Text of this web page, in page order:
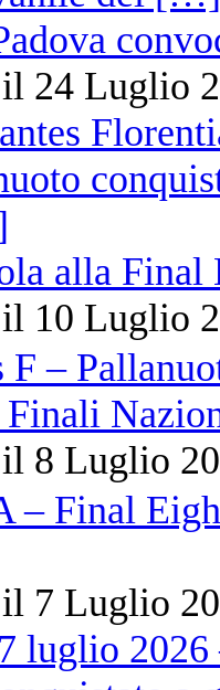
24 Luglio
alla Final
10 Luglio
F –
8 Luglio
– Final
7 Luglio